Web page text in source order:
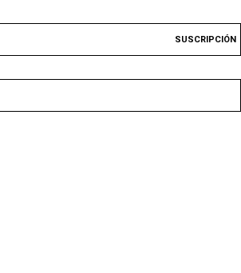
SUSCRIPCIÓN